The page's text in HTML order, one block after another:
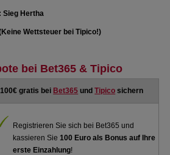
Sieg Hertha
Wettsteuer bei Tipico!)
bei Bet365 & Tipico
gratis bei Bet365 undTipico sichern
Registrieren Sie sich bei Bet365 und
kassieren Sie100 Euro als Bonus auf Ihre
erste Einzahlung!